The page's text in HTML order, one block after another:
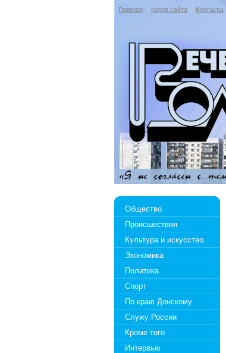
Главная Карта сайта Контакты
Общество
Происшествия
Культура и искусство
Экономика
Политика
Спорт
По краю Донскому
Служу России
Кроме того
Интервью